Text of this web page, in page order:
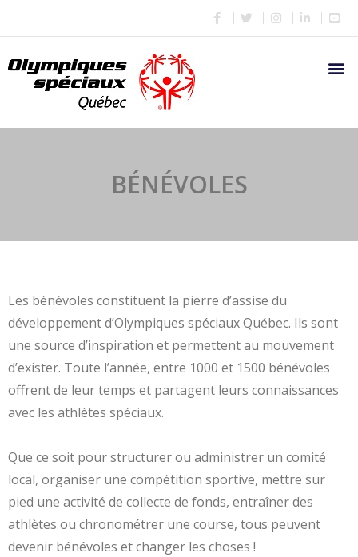
BÉNÉVOLES
Les bénévoles constituent la pierre d’assise du
développement d’Olympiques spéciaux Québec. Ils sont
une source d’inspiration et permettent au mouvement
d’exister. Toute l’année, entre 1000 et 1500 bénévoles
offrent de leur temps et partagent leurs connaissances
avec les athlètes spéciaux.
Que ce soit pour structurer ou administrer un comité
local, organiser une compétition sportive, mettre sur
pied une activité de collecte de fonds, entraîner des
athlètes ou chronométrer une course, tous peuvent
devenir bénévoles et changer les choses !